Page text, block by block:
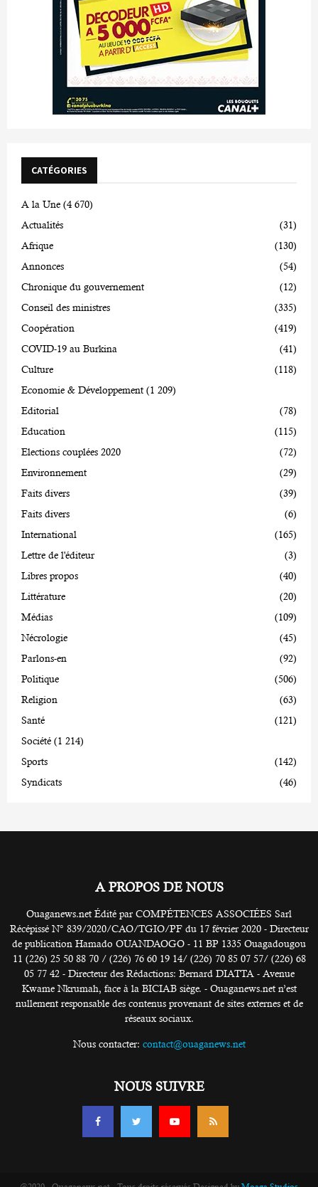
CATÉGORIES
A la Une (4 670)
Actualités
(31)
Afrique
(130)
Annonces
(54)
Chronique du gouvernement
(12)
Conseil des ministres
(335)
Coopération
(419)
COVID-19 au Burkina
(41)
Culture
(118)
Economie & Développement (1 209)
Editorial
(78)
Education
(115)
Elections couplées 2020
(72)
Environnement
(29)
Faits divers
(39)
Faits divers
(6)
International
(165)
Lettre de l'éditeur
(3)
Libres propos
(40)
Littérature
(20)
Médias
(109)
Nécrologie
(45)
Parlons-en
(92)
Politique
(506)
Religion
(63)
Santé
(121)
Société (1 214)
Sports
(142)
Syndicats
(46)
A PROPOS DE NOUS
Ouaganews.net Édité par COMPÉTENCES ASSOCIÉES Sarl
Récépissé N° 839/2020/CAO/TGIO/PF du 17 février 2020 - Directeur
de publication Hamado OUANDAOGO - 11 BP 1335 Ouagadougou
11 (226) 25 50 88 70 / (226) 76 60 19 14/ (226) 70 85 07 57/ (226) 68
05 77 42 - Directeur des Rédactions: Bernard DIATTA - Avenue
Kwame Nkrumah, face à la BICIAB siège. - Ouaganews.net n’est
nullement responsable des contenus provenant de sites externes et de
réseaux sociaux.
Nous contacter: contact@ouaganews.net
NOUS SUIVRE